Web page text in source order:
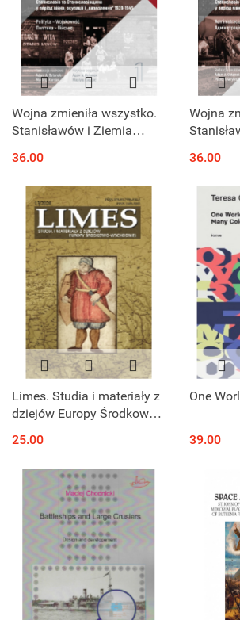
Wojna zmieniła wszystko.
Stanisławów i Ziemia
wojny, okupacji i
"wyzwolenia" 1939-1945.
Tom I
36.00
Wojna
wojny,
Tom II
36.00
Limes. Studia i materiały z
dziejów Europy Środkowo-
25.00
One
39.00